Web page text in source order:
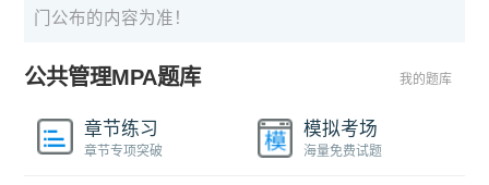
门公布的内容为准！
公共管理MPA题库 我的题库
章节练习
章节专项突破
模拟考场
海量免费试题